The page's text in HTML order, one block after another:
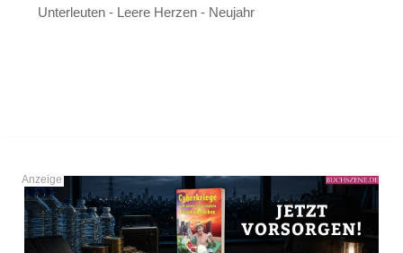
Unterleuten - Leere Herzen - Neujahr